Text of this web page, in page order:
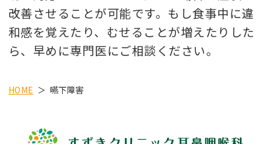
改善させることが可能です。もし食事中に違
和感を覚えたり、むせることが増えたりした
ら、早めに専門医にご相談ください。
HOME 嚥下障害